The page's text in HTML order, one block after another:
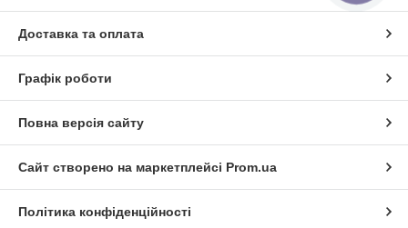
миюча техніка для дому. Близько 500 товарних
позицій в асортименті.
Доставка та оплата
Графік роботи
Повна версія сайту
Сайт створено на маркетплейсі Prom.ua
Політика конфіденційності